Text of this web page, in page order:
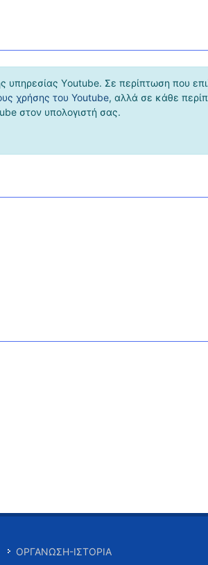
υπηρεσίας Υoutube. Σε περίπτωση που
χρήσης του Youtube, αλλά σε κάθε
στον υπολογιστή σας.
ΟΡΓΑΝΩΣΗ-ΙΣΤΟΡΙΑ